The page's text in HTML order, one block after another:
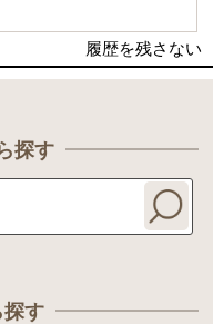
履歴を残さない
探す
探す